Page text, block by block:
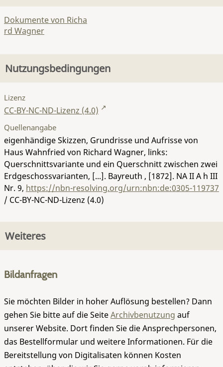
Dokumente von Richa
rd Wagner
Nutzungsbedingungen
Lizenz
CC-BY-NC-ND-Lizenz (4.0)
Quellenangabe
eigenhändige Skizzen, Grundrisse und Aufrisse von
Haus Wahnfried von Richard Wagner, links:
Querschnittsvariante und ein Querschnitt zwischen zwei
Erdgeschossvarianten, [...]. Bayreuth , [1872]. NA II A h III
Nr. 9, https://nbn-resolving.org/urn:nbn:de:0305-119737
/ CC-BY-NC-ND-Lizenz (4.0)
Weiteres
Bildanfragen
Sie möchten Bilder in hoher Auflösung bestellen? Dann
gehen Sie bitte auf die SeiteArchivbenutzung auf
unserer Website. Dort finden Sie die Ansprechpersonen,
das Bestellformular und weitere Informationen. Für die
Bereitstellung von Digitalisaten können Kosten